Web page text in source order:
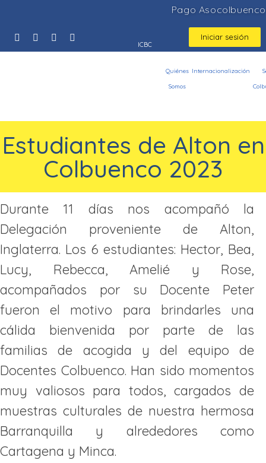
Pago Asocolbuenco
ICBC
Iniciar sesión
Quiénes
Somos
Internacionalización
Estudiantes de Alton en
Colbuenco 2023
Durante 11 días nos acompañó la
Delegación proveniente de Alton,
Inglaterra. Los 6 estudiantes: Hector, Bea,
Lucy, Rebecca, Amelié y Rose,
acompañados por su Docente Peter
fueron el motivo para brindarles una
cálida bienvenida por parte de las
familias de acogida y del equipo de
Docentes Colbuenco. Han sido momentos
muy valiosos para todos, cargados de
muestras culturales de nuestra hermosa
Barranquilla y alrededores como
Cartagena y Minca.